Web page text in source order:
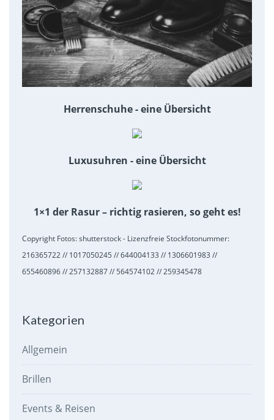
Herrenschuhe - eine Übersicht
Luxusuhren - eine Übersicht
1×1 der Rasur – richtig rasieren, so geht es!
Copyright Fotos: shutterstock - Lizenzfreie Stockfotonummer:
216365722 // 1017050245 // 644004133 // 1306601983 //
655460896 // 257132887 // 564574102 // 259345478
Kategorien
Allgemein
Brillen
Events & Reisen